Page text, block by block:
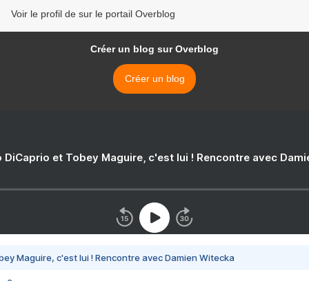
Voir le profil de sur le portail Overblog
Créer un blog sur Overblog
Créer un blog
DiCaprio et Tobey Maguire, c'est lui ! Rencontre avec
Maguire, c'est lui ! Rencontre avec Damien Witecka